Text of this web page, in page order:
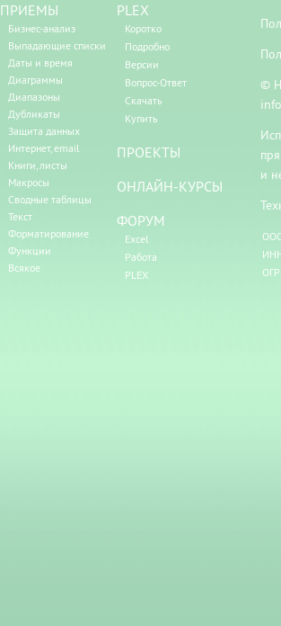
ПРИЕМЫ
Бизнес-анализ
Выпадающие списки
Даты и время
Диаграммы
Диапазоны
Дубликаты
Защита данных
Интернет, email
Книги, листы
Макросы
Сводные таблицы
Текст
Форматирование
Функции
Всякое
PLEX
Коротко
Подробно
Версии
Вопрос-Ответ
Скачать
Купить
ПРОЕКТЫ
ОНЛАЙН-КУРСЫ
ФОРУМ
Excel
Работа
PLEX
©
и